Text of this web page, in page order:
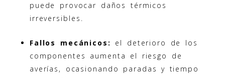
puede provocar daños térmicos
irreversibles.
Fallos mecánicos: el deterioro de los
componentes aumenta el riesgo de
averías, ocasionando paradas y tiempo